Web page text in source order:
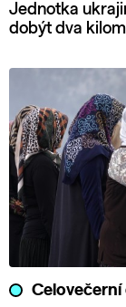
Jednotka
dobýt dva